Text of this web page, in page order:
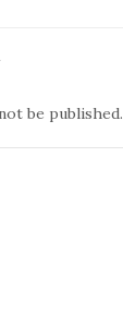
be published.